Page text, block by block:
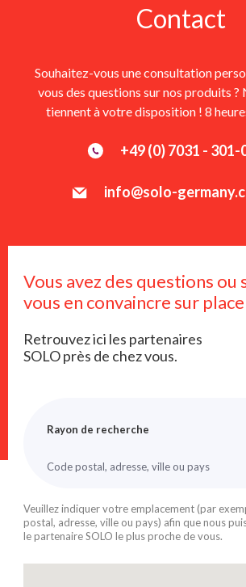
Contact
Souhaitez-vous une consultation
vous des questions sur nos produits ?
tiennent à votre disposition ! 8
+49 (0) 7031 - 301-
info@solo-
Vous avez des questions ou
vous en convaincre sur place
Retrouvez ici les partenaires
SOLO près de chez vous.
Veuillez indiquer votre emplacement (par
postal, adresse, ville ou pays) afin que nous
le partenaire SOLO le plus proche de vous.